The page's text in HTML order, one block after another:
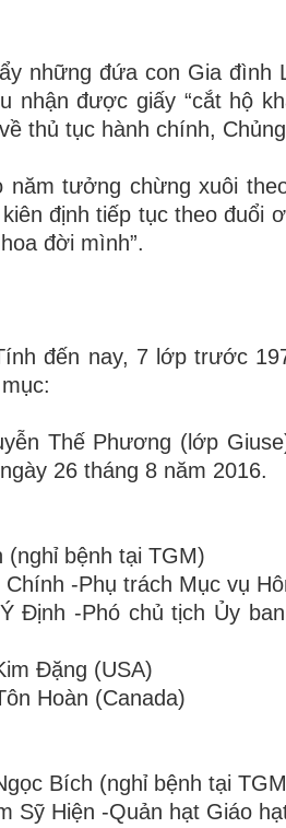
những đứa con Gia
nhận được giấy “cắt hộ
thủ tục hành chính,
năm tưởng chừng xuôi
định tiếp tục theo đuổi
đời mình”.
đến nay, 7 lớp trước
Thế Phương (lớp Giuse
26 tháng 8 năm 2016.
(nghỉ bệnh tại TGM)
Chính -Phụ trách Mục vụ
Định -Phó chủ tịch Ủy
Đặng (USA)
Hoàn (Canada)
Bích (nghỉ bệnh tại
Sỹ Hiện -Quản hạt Giáo